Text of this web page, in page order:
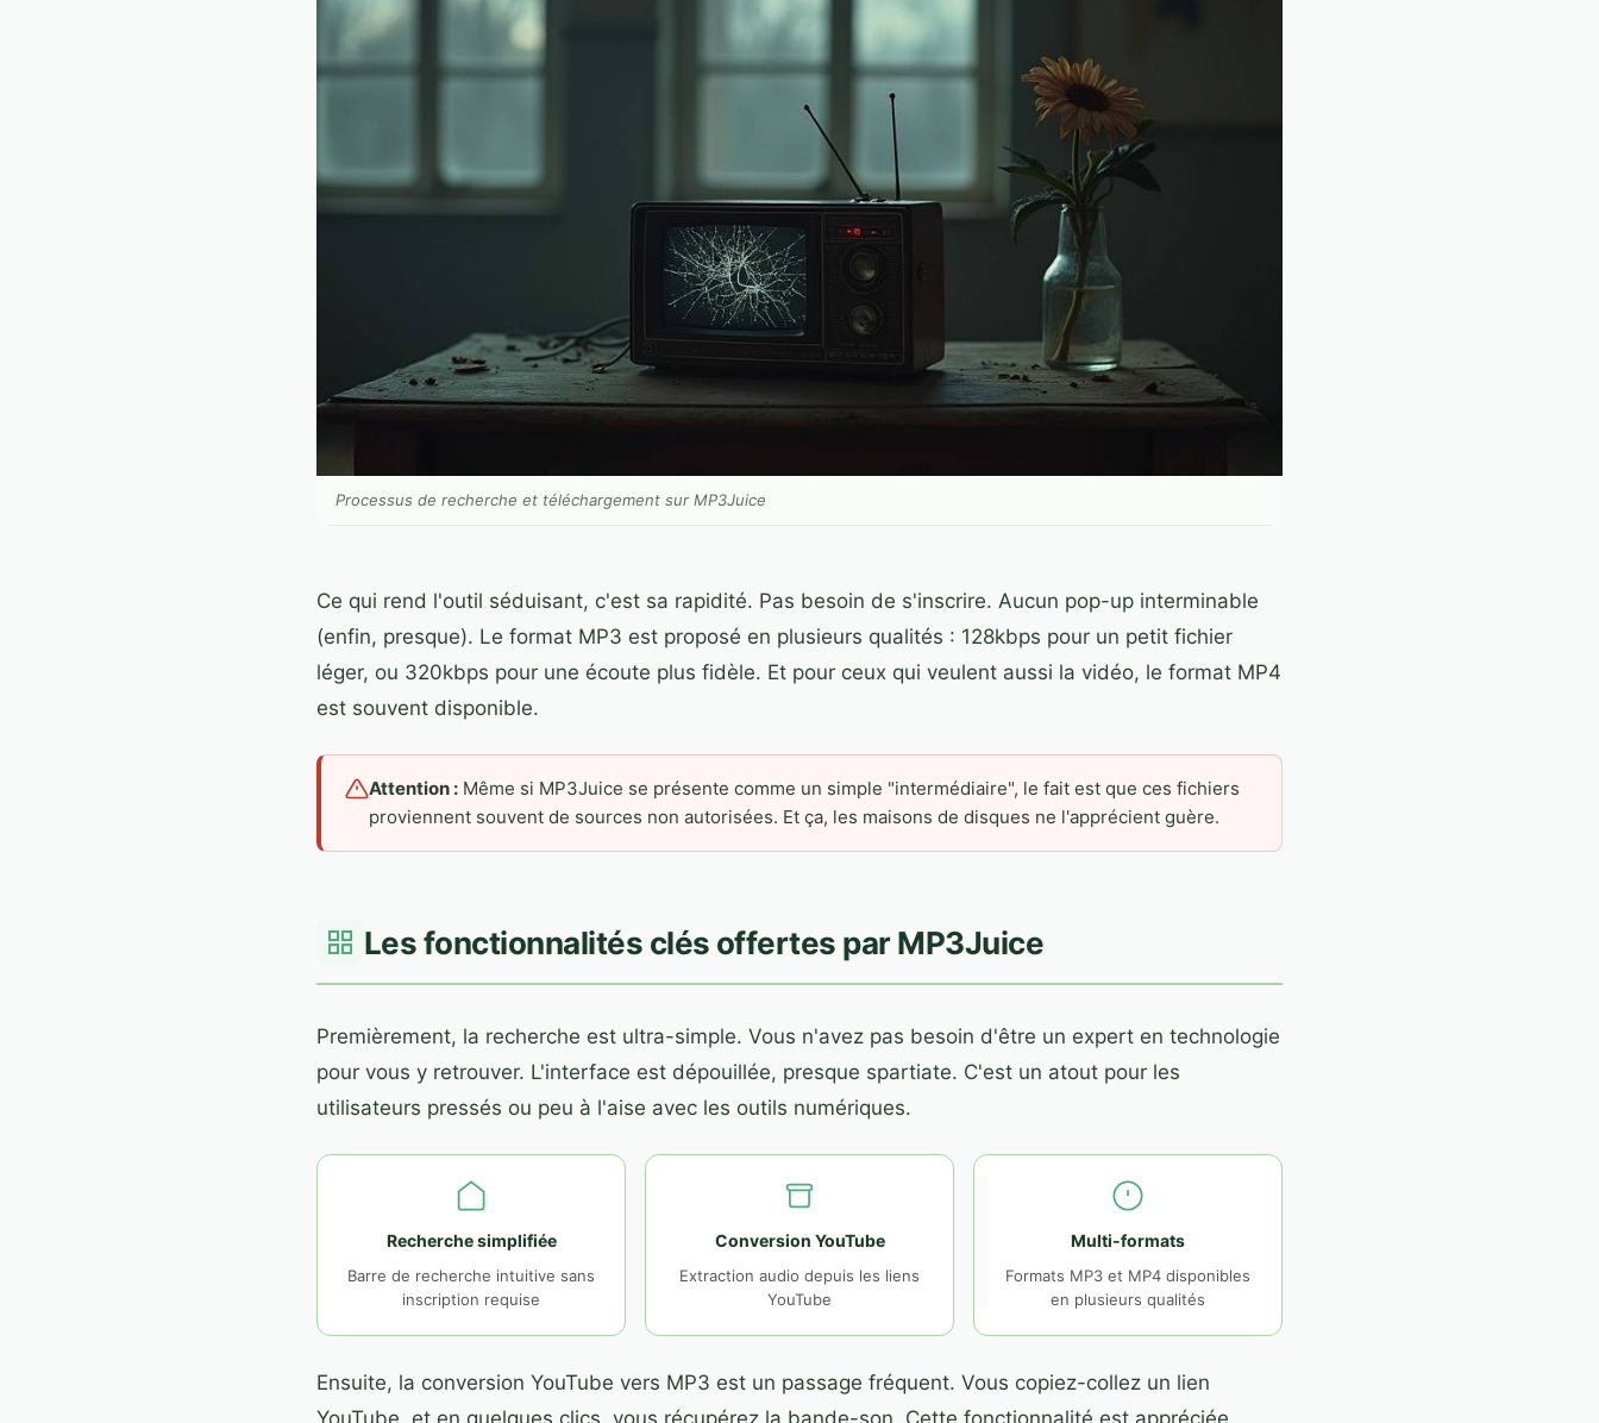
Processus de recherche et téléchargement sur MP3Juice
Ce qui rend l'outil séduisant, c'est sa rapidité. Pas besoin de s'inscrire. Aucun pop-up interminable
(enfin, presque). Le format MP3 est proposé en plusieurs qualités : 128kbps pour un petit fichier
léger, ou 320kbps pour une écoute plus fidèle. Et pour ceux qui veulent aussi la vidéo, le format MP4
est souvent disponible.
Attention : Même si MP3Juice se présente comme un simple "intermédiaire", le fait est que ces fichiers
proviennent souvent de sources non autorisées. Et ça, les maisons de disques ne l'apprécient guère.
Les fonctionnalités clés offertes par MP3Juice
Premièrement, la recherche est ultra-simple. Vous n'avez pas besoin d'être un expert en technologie
pour vous y retrouver. L'interface est dépouillée, presque spartiate. C'est un atout pour les
utilisateurs pressés ou peu à l'aise avec les outils numériques.
Recherche simplifiée
Barre de recherche intuitive sans
inscription requise
Conversion YouTube
Extraction audio depuis les liens
YouTube
Multi-formats
Formats MP3 et MP4 disponibles
en plusieurs qualités
Ensuite, la conversion YouTube vers MP3 est un passage fréquent. Vous copiez-collez un lien
YouTube, et en quelques clics, vous récupérez la bande-son. Cette fonctionnalité est appréciée,